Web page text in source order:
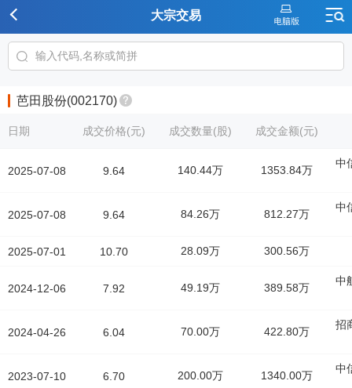
大宗交易
芭田股份(002170)
日期
2025-07-08
2025-07-08
2025-07-01
2024-12-06
2024-04-26
2023-07-10
成交价格(元) 成交数量(股) 成交金额(元)
9.64 140.44万 1353.84万
中
9.64 84.26万 812.27万
中
10.70 28.09万 300.56万
7.92 49.19万 389.58万
中
6.04 70.00万 422.80万
招
6.70 200.00万 1340.00万
中